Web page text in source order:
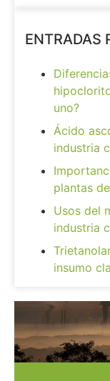
ENTRADAS
uno?
Ácido
industria
plantas
Usos del
industria
insumo